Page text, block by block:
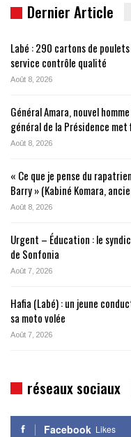
Dernier Article
Labé : 290 cartons de
service contrôle qualité
Août 8, 2026
Général Amara, nouvel
général de la Présidence met
Août 8, 2026
« Ce que je pense du
Barry » (Kabiné Komara,
Août 8, 2026
Urgent – Éducation : le
de Sonfonia
Août 7, 2026
Hafia (Labé) : un jeune
sa moto volée
Août 7, 2026
réseaux sociaux
Facebook Likes